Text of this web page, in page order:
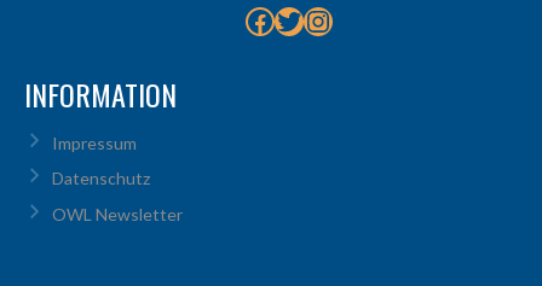
Facebook
Twitter
Instagram
INFORMATION
Impressum
Datenschutz
OWL Newsletter